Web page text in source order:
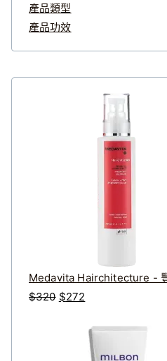
產品類型
產品功效
Medavita Hairchitecture -
$320 原
$272
價
格